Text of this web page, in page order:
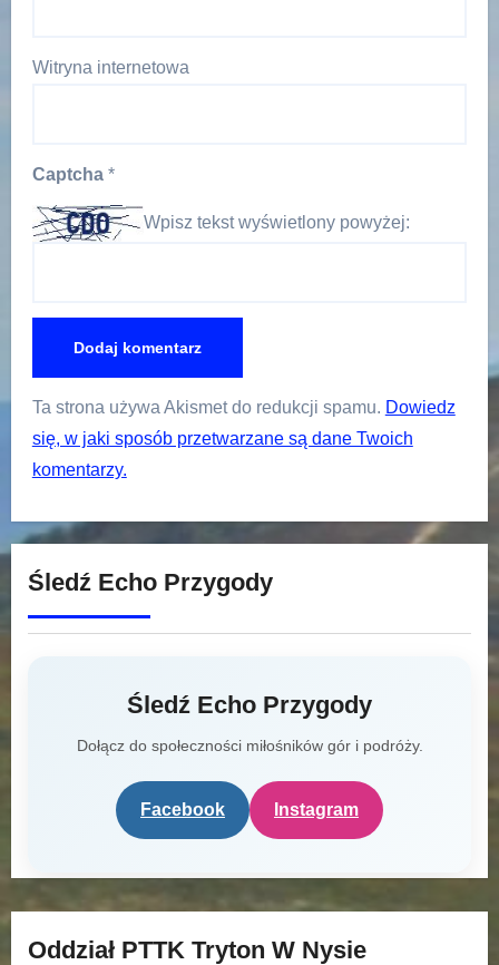
Witryna internetowa
Captcha *
Wpisz tekst wyświetlony powyżej:
Ta strona używa Akismet do redukcji spamu. Dowiedz
się, w jaki sposób przetwarzane są dane Twoich
komentarzy.
Śledź Echo Przygody
Śledź Echo Przygody
Dołącz do społeczności miłośników gór i podróży.
Facebook Instagram
Oddział PTTK Tryton W Nysie